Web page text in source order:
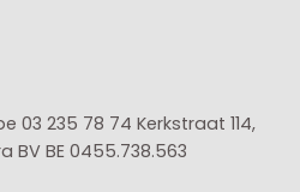
03 235 78 74 Kerkstraat 114,
BV BE 0455.738.563